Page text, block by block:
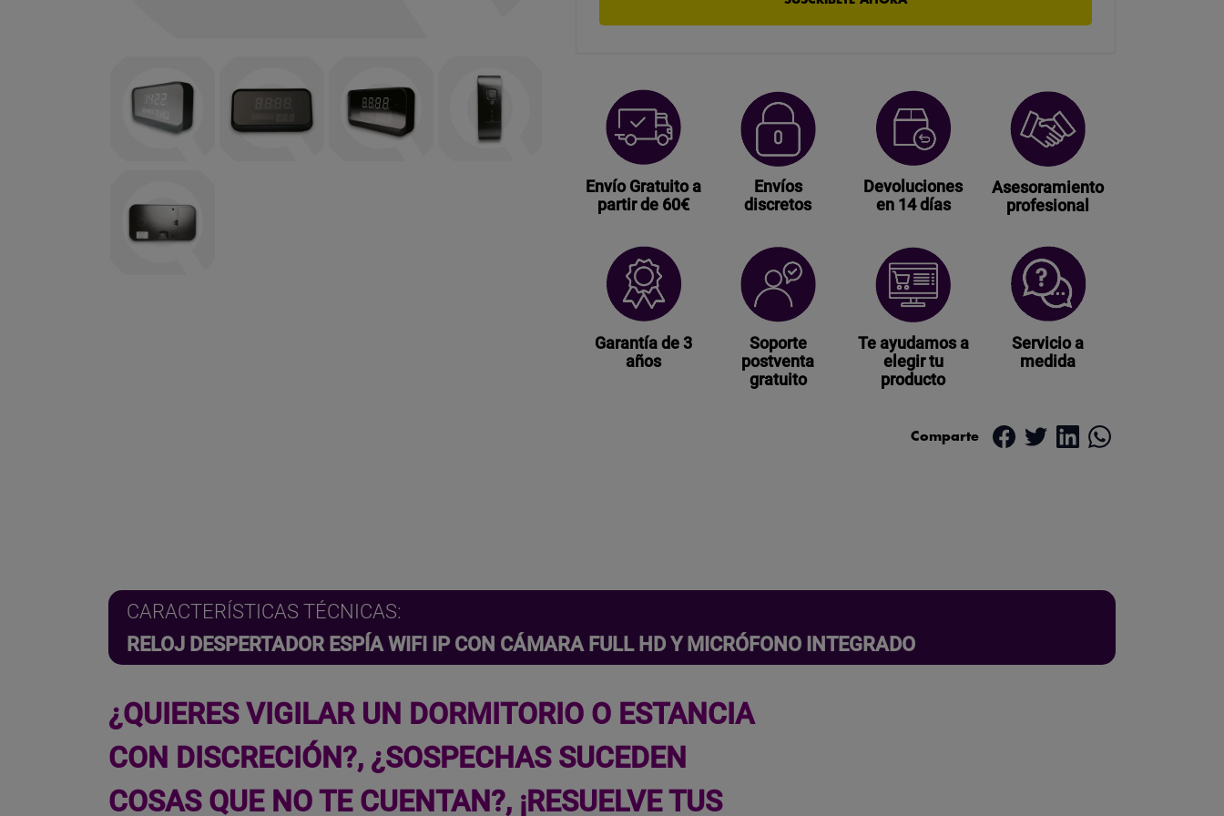
Envío Gratuito a
partir de 60€
Envíos
discretos
Devoluciones
en 14 días
Asesoramiento
profesional
Garantía de 3
años
Soporte
postventa
gratuito
Te ayudamos a
elegir tu
producto
Servicio a
medida
Comparte
CARACTERÍSTICAS TÉCNICAS:
RELOJ DESPERTADOR ESPÍA WIFI IP CON CÁMARA FULL HD Y MICRÓFONO INTEGRADO
¿QUIERES VIGILAR UN DORMITORIO O ESTANCIA
CON DISCRECIÓN?, ¿SOSPECHAS SUCEDEN
COSAS QUE NO TE CUENTAN?, ¡RESUELVE TUS